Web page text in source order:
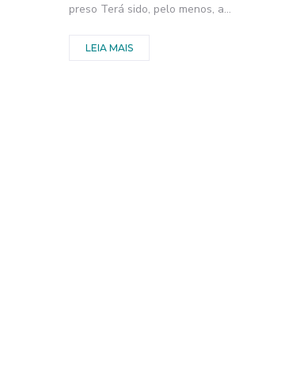
preso Terá sido, pelo menos, a...
LEIA MAIS